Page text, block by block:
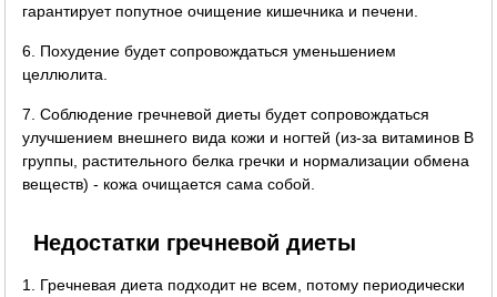
гарантирует попутное очищение кишечника и печени.
6. Похудение будет сопровождаться уменьшением
целлюлита.
7. Соблюдение гречневой диеты будет сопровождаться
улучшением внешнего вида кожи и ногтей (из-за витаминов B
группы, растительного белка гречки и нормализации обмена
веществ) - кожа очищается сама собой.
Недостатки гречневой диеты
1. Гречневая диета подходит не всем, потому периодически